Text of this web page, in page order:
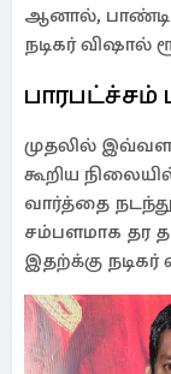
ஆனால்,
நடிகர் விஷால்
பாரபட்ச்சம்
முதலில்
கூறிய
வார்த்தை
சம்பளமாக தர
இதற்க்கு